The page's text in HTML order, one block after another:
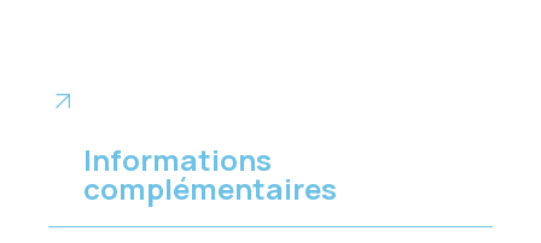
Informations
complémentaires